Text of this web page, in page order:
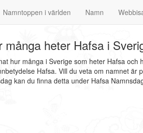
Namntoppen i världen Namn
heter Hafsa i
hur många i Sverige som heter Hafsa
Hafsa. Vill du veta om namnet
kan du finna detta under Hafsa